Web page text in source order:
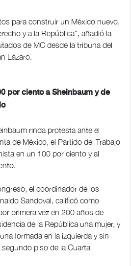
para construir un México nuevo,
y a la República", añadió la
de MC desde la tribuna del
Lázaro.
por ciento a Sheinbaum y de
rinda protesta ante el
de México, el Partido del Trabajo
en un 100 por ciento y al
el coordinador de los
Sandoval, calificó como
primera vez en 200 años de
de la República una mujer, y
formada en la izquierda y sin
piso de la Cuarta